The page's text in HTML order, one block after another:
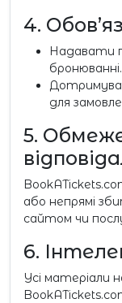
4.
Надавати
бронюванні.
для
5.
або непрямі
сайтом чи
6.
Усі матеріали